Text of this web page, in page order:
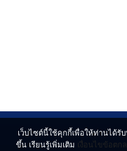
เว็บไซต์นี้ใช้คุกกี้เพื่อให้ท่านได้รั
ขึ้น เรียนรู้เพิ่มเติม เงื่อนไขข้อตก